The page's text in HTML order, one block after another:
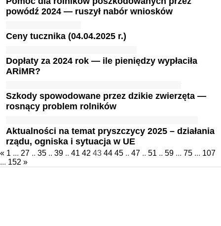
powódź 2024 — ruszył nabór wniosków
Ceny tucznika (04.04.2025 r.)
Dopłaty za 2024 rok — ile pieniędzy wypłaciła
ARiMR?
Szkody spowodowane przez dzikie zwierzęta —
rosnący problem rolników
Aktualności na temat pryszczycy 2025 – działania
rządu, ogniska i sytuacja w UE
« 1 ... 27 .. 35 .. 39 .. 41 42 43 44 45 .. 47 .. 51 .. 59 ... 75 ... 107
... 152 »